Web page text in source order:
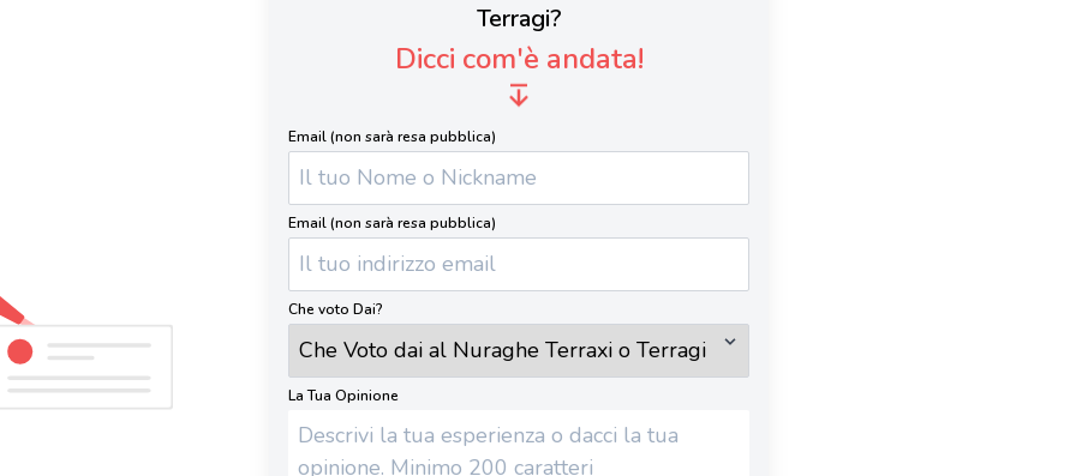
Terragi?
Dicci com'è andata!
Email (non sarà resa pubblica)
Email (non sarà resa pubblica)
Che voto Dai?
La Tua Opinione